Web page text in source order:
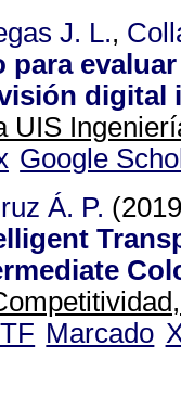
J. L.,
para
digital
UIS
Google
Á. P.
Marcado